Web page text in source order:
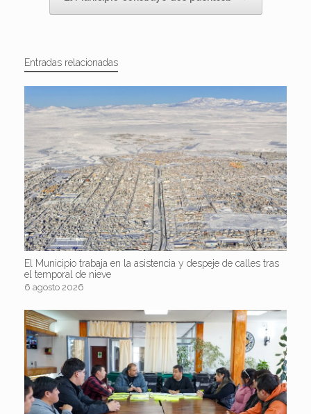
Entradas relacionadas
El Municipio trabaja en la asistencia y despeje de calles tras
el temporal de nieve
6 agosto 2026